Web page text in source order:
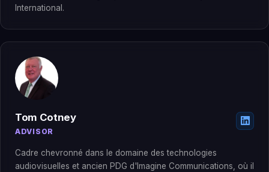
International.
Tom Cotney
ADVISOR
Cadre chevronné dans le domaine des technologies
audiovisuelles et ancien PDG d'Imagine Communications, où il